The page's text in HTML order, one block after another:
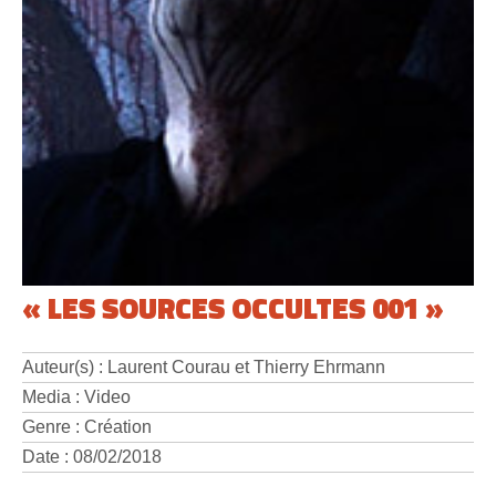
« LES SOURCES OCCULTES 001 »
Auteur(s) : Laurent Courau et Thierry Ehrmann
Media : Video
Genre : Création
Date : 08/02/2018